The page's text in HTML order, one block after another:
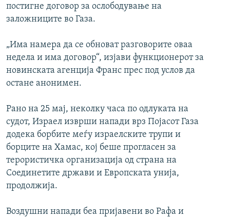
постигне договор за ослободување на
заложниците во Газа.
„Има намера да се обноват разговорите оваа
недела и има договор“, изјави функционерот за
новинската агенција Франс прес под услов да
остане анонимен.
Рано на 25 мај, неколку часа по одлуката на
судот, Израел изврши напади врз Појасот Газа
додека борбите меѓу израелските трупи и
борците на Хамас, кој беше прогласен за
терористичка организација од страна на
Соединетите држави и Европската унија,
продолжија.
Воздушни напади беа пријавени во Рафа и